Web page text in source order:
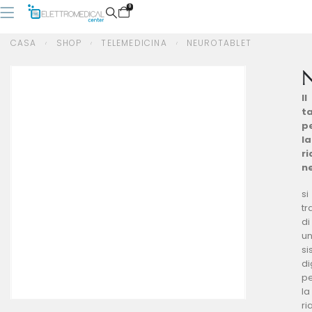
0
CASA SHOP TELEMEDICINA NEUROTABLET
Il
la
si
di
la